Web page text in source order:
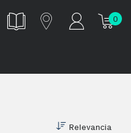
0
Relevancia